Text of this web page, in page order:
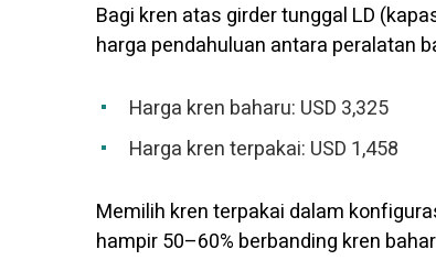
Bagi kren atas girder tunggal LD
harga pendahuluan antara peralatan
Harga kren baharu: USD 3,325
Harga kren terpakai: USD 1,458
Memilih kren terpakai dalam
hampir 50–60% berbanding kren